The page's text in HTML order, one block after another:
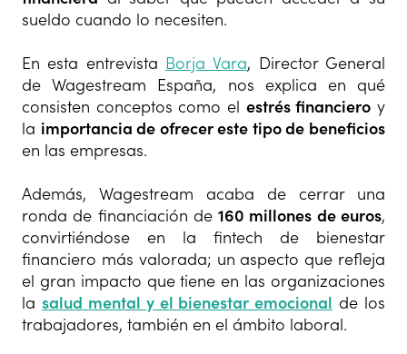
sueldo cuando lo necesiten.
En esta entrevista Borja Vara, Director General
de Wagestream España, nos explica en qué
consisten conceptos como el estrés financiero y
la importancia de ofrecer este tipo de beneficios
en las empresas.
Además, Wagestream acaba de cerrar una
ronda de financiación de160 millones de euros,
convirtiéndose en la fintech de bienestar
financiero más valorada; un aspecto que refleja
el gran impacto que tiene en las organizaciones
la salud mental y el bienestar emocional de los
trabajadores, también en el ámbito laboral.